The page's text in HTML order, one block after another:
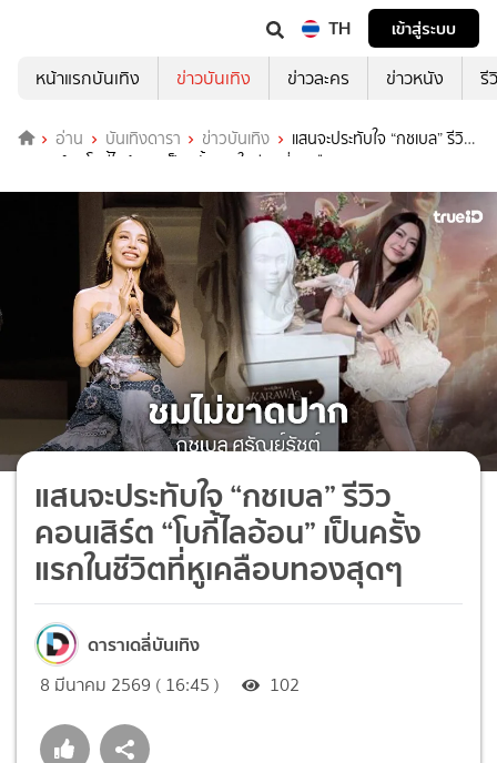
TH
เข้าสู่ระบบ
หน้าแรกบันเทิง
ข่าวบันเทิง ข่าวละคร ข่าวหนัง รี
อ่าน บันเทิงดารา ข่าวบันเทิง
แสนจะประทับใจ “กชเบล” รีวิว
คอนเสิร์ต “โบกี้ไลอ้อน” เป็นครั้งแรกในชีวิตที่หูเคลือบทองสุดๆ
แสนจะประทับใจ “กชเบล” รีวิว
คอนเสิร์ต “โบกี้ไลอ้อน” เป็นครั้ง
แรกในชีวิตที่หูเคลือบทองสุดๆ
ดาราเดลี่บันเทิง
8 มีนาคม 2569 ( 16:45 ) 102